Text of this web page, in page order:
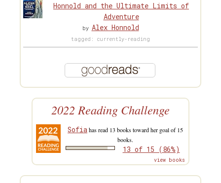
Honnold and the Ultimate Limits of
Adventure
by Alex Honnold
tagged: currently-reading
2022 Reading Challenge
Sofiahas read 13 books toward her goal of 15
books.
13 of 15 (86%)
view books